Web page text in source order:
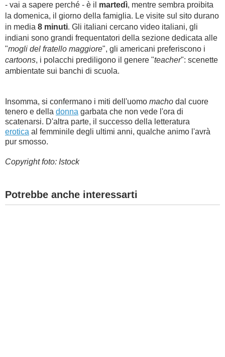
- vai a sapere perché - è il martedì, mentre sembra proibita
la domenica, il giorno della famiglia. Le visite sul sito durano
in media 8 minuti. Gli italiani cercano video italiani, gli
indiani sono grandi frequentatori della sezione dedicata alle
"mogli del fratello maggiore", gli americani preferiscono i
cartoons, i polacchi prediligono il genere "teacher": scenette
ambientate sui banchi di scuola.
Insomma, si confermano i miti dell'uomo macho dal cuore
tenero e della donna garbata che non vede l'ora di
scatenarsi. D'altra parte, il successo della letteratura
erotica al femminile degli ultimi anni, qualche animo l'avrà
pur smosso.
Copyright foto: Istock
Potrebbe anche interessarti